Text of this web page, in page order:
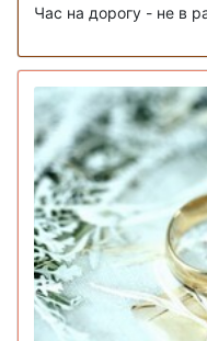
Час на дорогу - не в